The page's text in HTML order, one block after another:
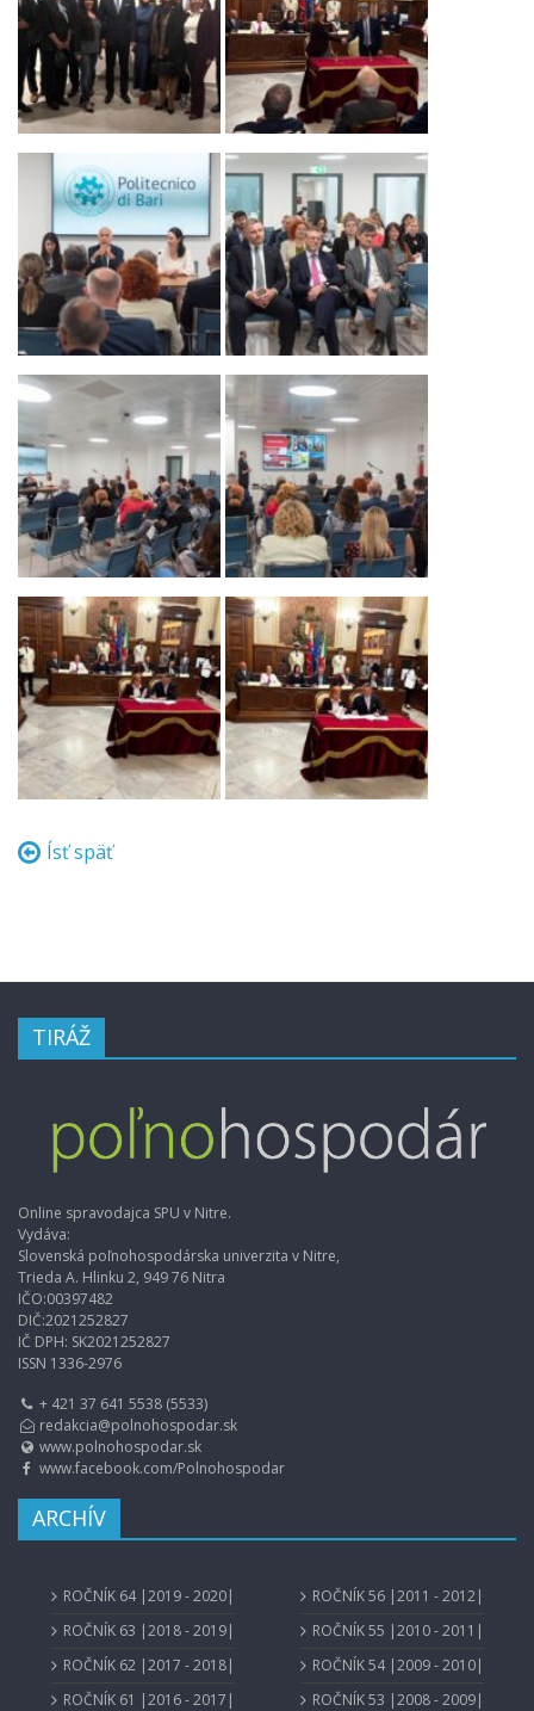
Ísť späť
TIRÁŽ
Online spravodajca SPU v Nitre.
Vydáva:
Slovenská poľnohospodárska univerzita v Nitre,
Trieda A. Hlinku 2, 949 76 Nitra
IČO:00397482
DIČ:2021252827
IČ DPH: SK2021252827
ISSN 1336-2976
+ 421 37 641 5538 (5533)
redakcia@polnohospodar.sk
www.polnohospodar.sk
www.facebook.com/Polnohospodar
ARCHÍV
ROČNÍK 64 |2019 - 2020|
ROČNÍK 63 |2018 - 2019|
ROČNÍK 62 |2017 - 2018|
ROČNÍK 61 |2016 - 2017|
ROČNÍK 56 |2011 - 2012|
ROČNÍK 55 |2010 - 2011|
ROČNÍK 54 |2009 - 2010|
ROČNÍK 53 |2008 - 2009|